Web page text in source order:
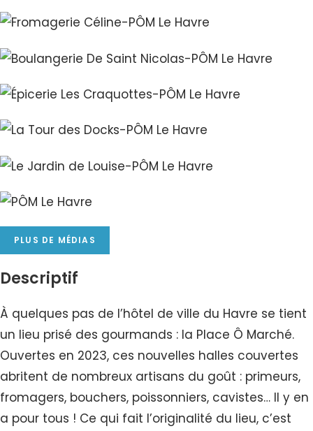
PLUS DE MÉDIAS
Descriptif
À quelques pas de l’hôtel de ville du Havre se tient
un lieu prisé des gourmands : la Place Ô Marché.
Ouvertes en 2023, ces nouvelles halles couvertes
abritent de nombreux artisans du goût : primeurs,
fromagers, bouchers, poissonniers, cavistes… Il y en
a pour tous ! Ce qui fait l’originalité du lieu, c’est